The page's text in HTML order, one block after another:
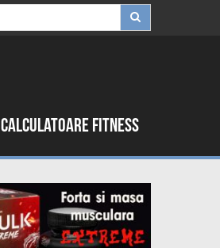
Calculatoare fitness